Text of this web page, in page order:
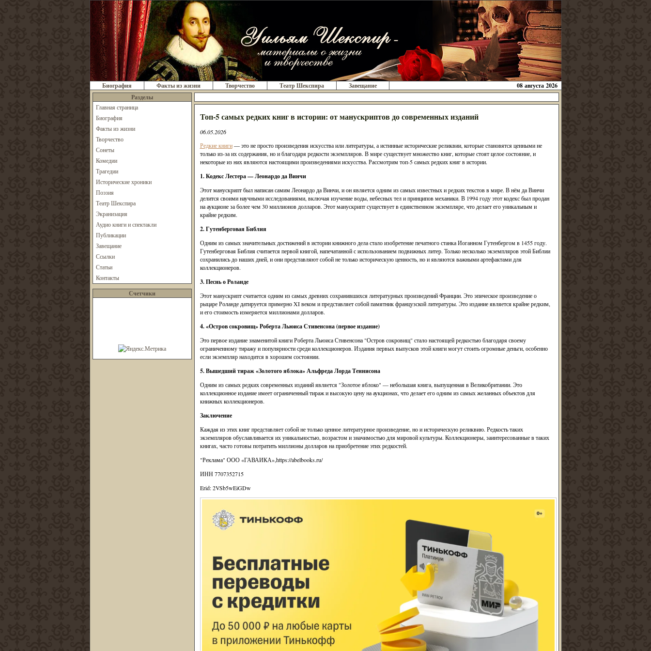
Биография Факты из жизни Творчество Театр Шекспира Завещание
08 августа 2026
Разделы
Главная страница
Биография
Факты из жизни
Творчество
Сонеты
Комедии
Трагедии
Исторические хроники
Поэзия
Театр Шекспира
Экранизация
Аудио книги и спектакли
Публикации
Завещание
Ссылки
Статьи
Контакты
Счетчики
Топ-5 самых редких книг в истории: от манускриптов до современных изданий
06.05.2026
Редкие книги— это не просто произведения искусства или литературы, а истинные исторические реликвии, которые становятся ценными не
только из-за их содержания, но и благодаря редкости экземпляров. В мире существует множество книг, которые стоят целое состояние, и
некоторые из них являются настоящими произведениями искусства. Рассмотрим топ-5 самых редких книг в истории.
1. Кодекс Лестера — Леонардо да Винчи
Этот манускрипт был написан самим Леонардо да Винчи, и он является одним из самых известных и редких текстов в мире. В нём да Винчи
делится своими научными исследованиями, включая изучение воды, небесных тел и принципов механики. В 1994 году этот кодекс был продан
на аукционе за более чем 30 миллионов долларов. Этот манускрипт существует в единственном экземпляре, что делает его уникальным и
крайне редким.
2. Гутенберговая Библия
Одним из самых значительных достижений в истории книжного дела стало изобретение печатного станка Иоганном Гутенбергом в 1455 году.
Гутенберговая Библия считается первой книгой, напечатанной с использованием подвижных литер. Только несколько экземпляров этой Библии
сохранились до наших дней, и они представляют собой не только историческую ценность, но и являются важными артефактами для
коллекционеров.
3. Песнь о Роланде
Этот манускрипт считается одним из самых древних сохранившихся литературных произведений Франции. Это эпическое произведение о
рыцаре Роланде датируется примерно XI веком и представляет собой памятник французской литературы. Это издание является крайне редким,
и его стоимость измеряется миллионами долларов.
4. «Остров сокровищ» Роберта Льюиса Стивенсона (первое издание)
Это первое издание знаменитой книги Роберта Льюиса Стивенсона "Остров сокровищ" стало настоящей редкостью благодаря своему
ограниченному тиражу и популярности среди коллекционеров. Издания первых выпусков этой книги могут стоить огромные деньги, особенно
если экземпляр находится в хорошем состоянии.
5. Вышедший тираж «Золотого яблока» Альфреда Лорда Теннисона
Одним из самых редких современных изданий является "Золотое яблоко" — небольшая книга, выпущенная в Великобритании. Это
коллекционное издание имеет ограниченный тираж и высокую цену на аукционах, что делает его одним из самых желанных объектов для
книжных коллекционеров.
Заключение
Каждая из этих книг представляет собой не только ценное литературное произведение, но и историческую реликвию. Редкость таких
экземпляров обуславливается их уникальностью, возрастом и значимостью для мировой культуры. Коллекционеры, заинтересованные в таких
книгах, часто готовы потратить миллионы долларов на приобретение этих редкостей.
"Реклама" ООО «ГАВАИКА»,https://abelbooks.ru/
ИНН 7707352715
Erid: 2VSb5wEiGDw